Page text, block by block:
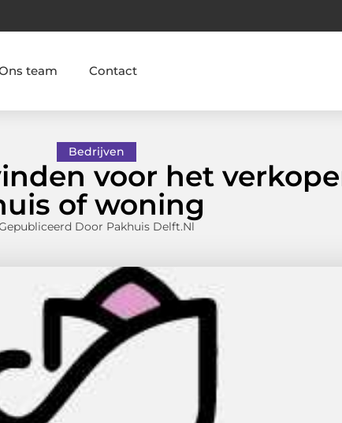
team Contact
Bedrijven
voor het
of woning
Door Pakhuis Delft.nl